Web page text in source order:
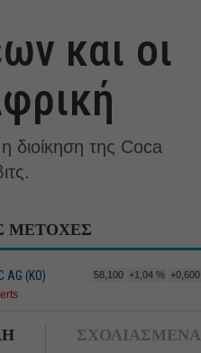
και οι
διοίκηση της Coca
ΜΕΤΟΧΕΣ
AG (ΚΟ) 58,100 +1,04 % +0,600
ΣΧΟΛΙΑΣΜΕΝΑ